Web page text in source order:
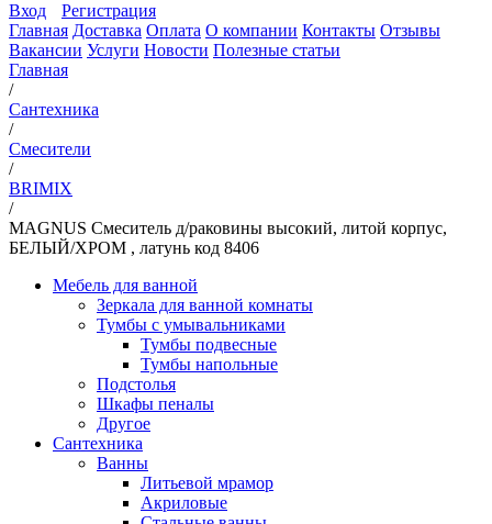
Вход
Регистрация
Главная Доставка Оплата О компании Контакты Отзывы
Вакансии Услуги Новости Полезные статьи
Главная
/
Сантехника
/
Смесители
/
BRIMIX
/
MAGNUS Смеситель д/раковины высокий, литой корпус,
БЕЛЫЙ/ХРОМ , латунь код 8406
Мебель для ванной
Зеркала для ванной комнаты
Тумбы с умывальниками
Тумбы подвесные
Тумбы напольные
Подстолья
Шкафы пеналы
Другое
Сантехника
Ванны
Литьевой мрамор
Акриловые